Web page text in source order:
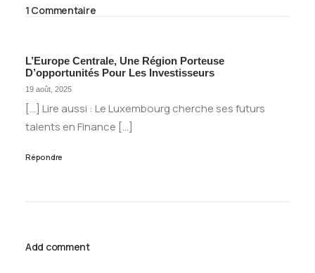
1 Commentaire
L’Europe Centrale, Une Région Porteuse
D’opportunités Pour Les Investisseurs
19 août, 2025
[…] Lire aussi : Le Luxembourg cherche ses futurs
talents en Finance […]
Répondre
Add comment